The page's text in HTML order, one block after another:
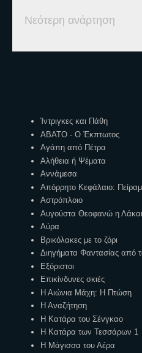
Νεότερη ανάρτηση
Ίντριγκες και Πάθη
ΑΒΑΤΟ - Ο Έκπτωτος
Αγάπη από Πέτρα
Αλήθεια ή Ψέματα
Αννάμεσα
Απόρρητο Κεφάλαιο:
Αστρόπλοιο
Αυγούστα Θεοφανώ η
Αύρα
Βρικόλακες με το ζόρι
Διηγήματα Φαντασίας από
Εξόριστοι
Επικίνδυνες σκιές
Η Αιώνια Μάχη: Η Πτώση
Η Αναζήτηση
Η Κατάρα του Σένγκαο
Η Κατάρα των Τεσσάρων 1
Η Μάγισσα του Αέρα